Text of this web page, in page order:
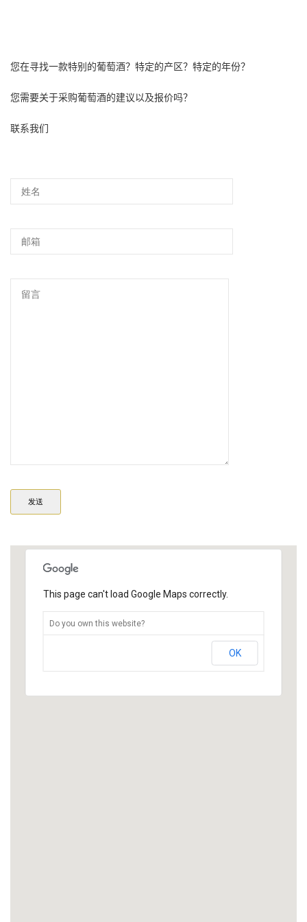
您在寻找一款特别的葡萄酒？特定的产区？特定的年份？
您需要关于采购葡萄酒的建议以及报价吗？
联系我们
This page can't load Google Maps correctly.
Do you own this website?
OK